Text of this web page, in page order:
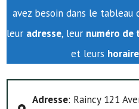
avez besoin dans le tableau
leur adresse, leur numéro de
et leurs
Adresse: Raincy 121